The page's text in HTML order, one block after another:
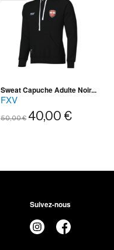
Sweat Capuche Adulte Noir...
FXV
50,00 € 40,00 €
Suivez-nous